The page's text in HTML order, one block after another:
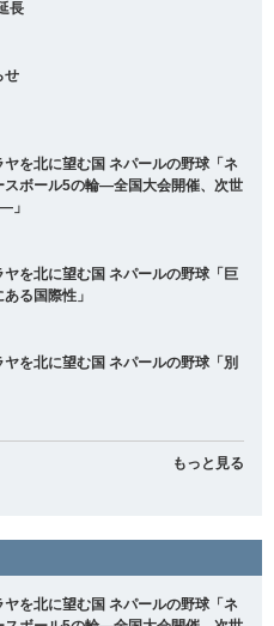
長
せ
を北に望む国 ネパールの野球「ネ
スボール5の輪―全国大会開催、次世
」
を北に望む国 ネパールの野球「巨
る国際性」
を北に望む国 ネパールの野球「別
もっと見る
を北に望む国 ネパールの野球「ネ